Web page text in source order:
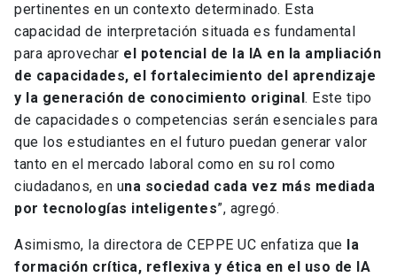
pertinentes en un contexto determinado. Esta
capacidad de interpretación situada es fundamental
para aprovechar el potencial de la IA en la ampliación
de capacidades, el fortalecimiento del aprendizaje
y la generación de conocimiento original. Este tipo
de capacidades o competencias serán esenciales para
que los estudiantes en el futuro puedan generar valor
tanto en el mercado laboral como en su rol como
ciudadanos, en una sociedad cada vez más mediada
por tecnologías inteligentes”, agregó.
Asimismo, la directora de CEPPE UC enfatiza que la
formación crítica, reflexiva y ética en el uso de IA